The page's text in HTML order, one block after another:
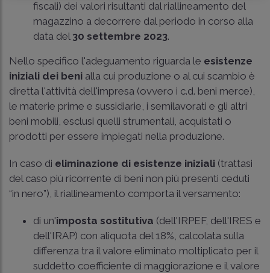
fiscali) dei valori risultanti dal riallineamento del
magazzino a decorrere dal periodo in corso alla
data del 30 settembre 2023.
Nello specifico l'adeguamento riguarda le esistenze
iniziali dei beni alla cui produzione o al cui scambio è
diretta l'attività dell'impresa (ovvero i c.d. beni merce),
le materie prime e sussidiarie, i semilavorati e gli altri
beni mobili, esclusi quelli strumentali, acquistati o
prodotti per essere impiegati nella produzione.
In caso di eliminazione di esistenze iniziali (trattasi
del caso più ricorrente di beni non più presenti ceduti
“in nero”), il riallineamento comporta il versamento:
di un'imposta sostitutiva (dell'IRPEF, dell'IRES e
dell'IRAP) con aliquota del 18%, calcolata sulla
differenza tra il valore eliminato moltiplicato per il
suddetto coefficiente di maggiorazione e il valore